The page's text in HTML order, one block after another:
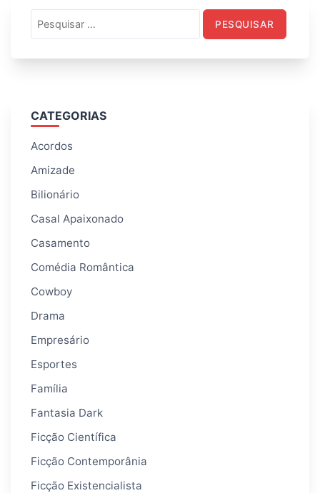
por:
CATEGORIAS
Acordos
Amizade
Bilionário
Casal Apaixonado
Casamento
Comédia Romântica
Cowboy
Drama
Empresário
Esportes
Família
Fantasia Dark
Ficção Científica
Ficção Contemporânia
Ficção Existencialista